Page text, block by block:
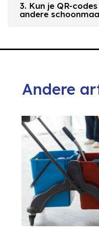
3. Kun je QR-
andere
Andere